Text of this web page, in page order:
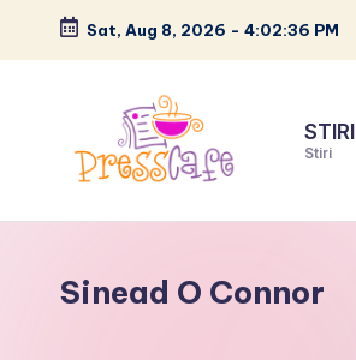
Skip
content
Sat, Aug 8, 2026 - 4:02:37 PM
P
e
urbane
STIRI
Stiri
Sinead O Connor